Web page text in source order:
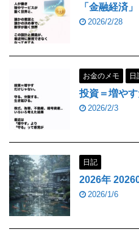
「金融経済
2026/2/28
お金のメモ 日
投資＝増や
2026/2/3
日記
2026年
2026/1/6